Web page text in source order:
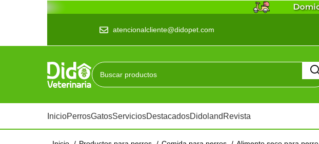
atencionalcliente@didopet.com
InicioPerrosGatosServiciosDestacadosDidoland Revista